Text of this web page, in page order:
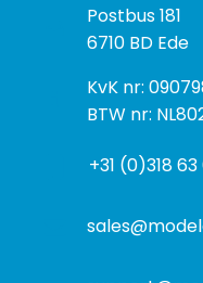
o
e
k
a
r
P
o
t
a
s
Postbus 181
6710 BD Ede
I
n
o
m
KvK nr:
BTW nr:
+31 (0)318